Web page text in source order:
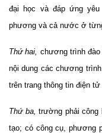
đại học và đáp ứng
phương và cả nước ở
Thứ hai, chương trình
nội dung các chương
trên trang thông tin điện
Thứ ba, trường phải công
tạo; có công cụ, phương